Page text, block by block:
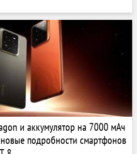
и аккумулятор на 7000 мАч
подробности смартфонов